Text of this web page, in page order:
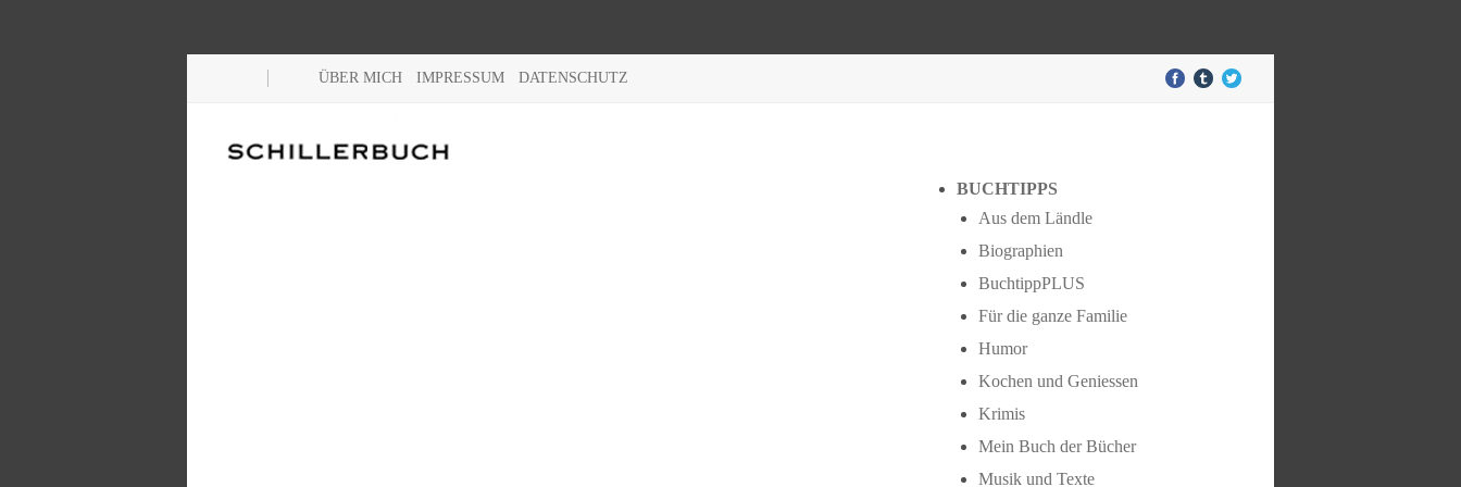
ÜBER MICH IMPRESSUM DATENSCHUTZ
BUCHTIPPS
Aus dem Ländle
Biographien
BuchtippPLUS
Für die ganze Familie
Humor
Kochen und Geniessen
Krimis
Mein Buch der Bücher
Musik und Texte